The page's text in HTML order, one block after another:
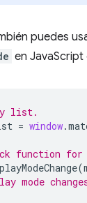
puedes
en JavaScript
list.
= window.
function
(
mode